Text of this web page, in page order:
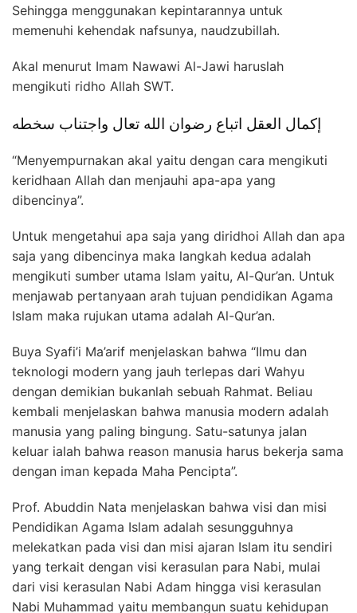
Sehingga menggunakan kepintarannya untuk
memenuhi kehendak nafsunya, naudzubillah.
Akal menurut Imam Nawawi Al-Jawi haruslah
mengikuti ridho Allah SWT.
إكمال العقل اتباع رضوان الله تعال واجتناب سخطه
“Menyempurnakan akal yaitu dengan cara mengikuti
keridhaan Allah dan menjauhi apa-apa yang
dibencinya”.
Untuk mengetahui apa saja yang diridhoi Allah dan apa
saja yang dibencinya maka langkah kedua adalah
mengikuti sumber utama Islam yaitu, Al-Qur’an. Untuk
menjawab pertanyaan arah tujuan pendidikan Agama
Islam maka rujukan utama adalah Al-Qur’an.
Buya Syafi’i Ma’arif menjelaskan bahwa “Ilmu dan
teknologi modern yang jauh terlepas dari Wahyu
dengan demikian bukanlah sebuah Rahmat. Beliau
kembali menjelaskan bahwa manusia modern adalah
manusia yang paling bingung. Satu-satunya jalan
keluar ialah bahwa reason manusia harus bekerja sama
dengan iman kepada Maha Pencipta”.
Prof. Abuddin Nata menjelaskan bahwa visi dan misi
Pendidikan Agama Islam adalah sesungguhnya
melekatkan pada visi dan misi ajaran Islam itu sendiri
yang terkait dengan visi kerasulan para Nabi, mulai
dari visi kerasulan Nabi Adam hingga visi kerasulan
Nabi Muhammad yaitu membangun suatu kehidupan